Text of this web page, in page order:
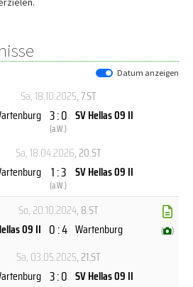
Datum anzeigen
Sa, 18.10.2025, 7.ST
3 : 0
(a.W.)
SV Hellas 09 II
Sa, 18.04.2026, 20.ST
1 : 3
(a.W.)
SV Hellas 09 II
So, 20.10.2024, 8.ST
09 II 0 : 4 Wartenburg ( )
Sa, 03.05.2025, 21.ST
3 : 0 SV Hellas 09 II